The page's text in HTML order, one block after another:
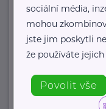
+420 800 995
sociální média,
mohou
jste jim poskytli
že používáte jejich
Povolit vše